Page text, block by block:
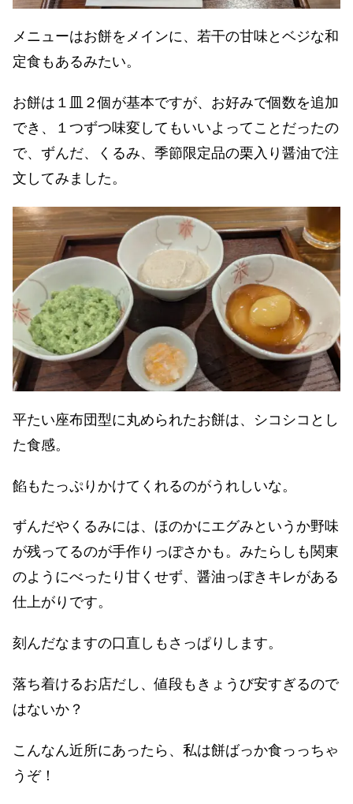
メニューはお餅をメインに、若干の甘味とベジな和
定食もあるみたい。
お餅は１皿２個が基本ですが、お好みで個数を追加
でき、１つずつ味変してもいいよってことだったの
で、ずんだ、くるみ、季節限定品の栗入り醤油で注
文してみました。
平たい座布団型に丸められたお餅は、シコシコとし
た食感。
餡もたっぷりかけてくれるのがうれしいな。
ずんだやくるみには、ほのかにエグみというか野味
が残ってるのが手作りっぽさかも。みたらしも関東
のようにべったり甘くせず、醤油っぽきキレがある
仕上がりです。
刻んだなますの口直しもさっぱりします。
落ち着けるお店だし、値段もきょうび安すぎるので
はないか？
こんなん近所にあったら、私は餅ばっか食っっちゃ
うぞ！